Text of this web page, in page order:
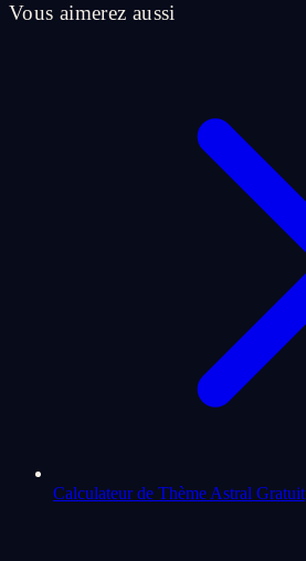
Vous aimerez aussi
Calculateur de Thème Astral Gratuit